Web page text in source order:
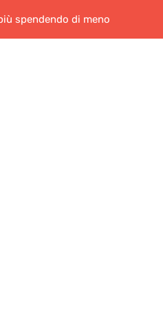
spendendo di meno